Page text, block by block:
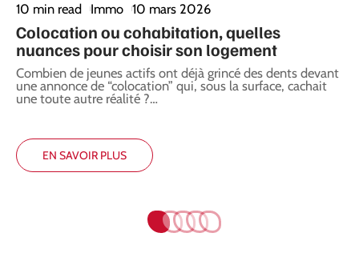
10 min read Immo 10 mars 2026
Colocation ou cohabitation, quelles
nuances pour choisir son logement
Combien de jeunes actifs ont déjà grincé des dents devant
une annonce de “colocation” qui, sous la surface, cachait
une toute autre réalité ?…
EN SAVOIR PLUS